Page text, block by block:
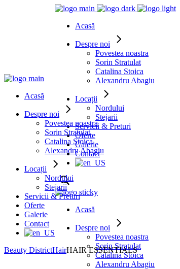
Acasă
Despre noi
Povestea noastra
Sorin Stratulat
Catalina Stoica
Alexandru Abagiu
Locații
Nordului
Stejarii
Servicii & Preturi
Oferte
Galerie
Contact
Acasă
Despre noi
Povestea noastra
Sorin Stratulat
Catalina Stoica
Alexandru Abagiu
Acasă
Despre noi
Povestea noastra
Sorin Stratulat
Catalina Stoica
Alexandru Abagiu
Locații
Nordului
Stejarii
Servicii & Preturi
Oferte
Galerie
Contact
Beauty DistrictHairHAIR ESSENTIALS